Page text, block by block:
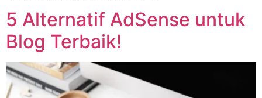
5 Alternatif AdSense untuk
Blog Terbaik!